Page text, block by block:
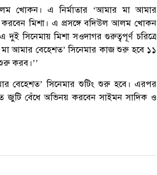
খোকন। এ নির্মাতার ‘আমার মা আমার
করবেন মিশা। এ প্রসঙ্গে বদিউল আলম খোকন
সিনেমায় মিশা সওদাগর গুরুত্বপূর্ণ চরিত্রে
আমার বেহেশত’ সিনেমার কাজ শুরু হবে ১১
করব।’’
বেহেশত’ সিনেমার শুটিং শুরু হবে। এরপর
জুটি বেঁধে অভিনয় করবেন সাইমন সাদিক ও